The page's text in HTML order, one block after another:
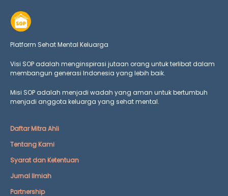
Platform Sehat Mental Keluarga
Visi SOP adalah menginspirasi jutaan orang untuk terlibat dalam
membangun generasi Indonesia yang lebih baik.
Misi SOP adalah menjadi wadah yang aman untuk bertumbuh
menjadi anggota keluarga yang sehat mental.
Daftar Mitra Ahli
Tentang Kami
Syarat dan Ketentuan
Jurnal Ilmiah
Partnership